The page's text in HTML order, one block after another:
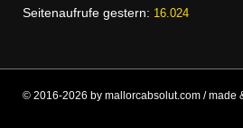
Seitenaufrufe gestern: 16.024
© 2016-2026 by mallorcabsolut.com / made